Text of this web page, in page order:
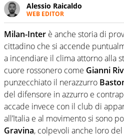
Alessio Raicaldo
WEB EDITOR
Un figlio che si chiama
di proprietà in Italia. Il
irrinunciabile tra passione
Sport indaga,
mondo dello sport per
Milan-Inter è anche storia di
cittadino che si accende
a incendiare il clima attorno alla
cuore rossonero come Gianni
punzecchiato il nerazzurro
del difensore in azzurro e
accade invece con il club di
all’Italia e al movimento si sono
Gravina, colpevoli anche loro